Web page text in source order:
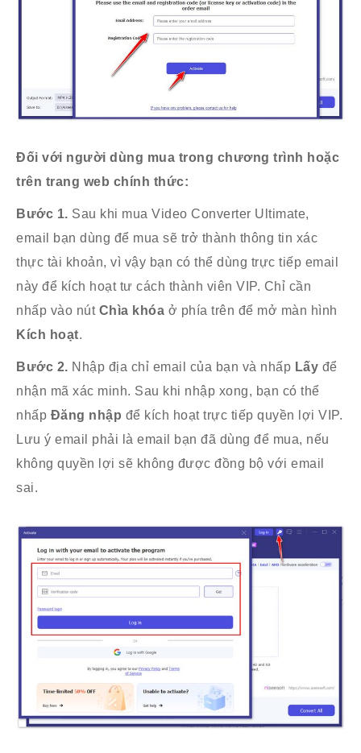
Đối với người dùng mua trong chương trình hoặc
trên trang web chính thức:
Bước 1. Sau khi mua Video Converter Ultimate,
email bạn dùng để mua sẽ trở thành thông tin xác
thực tài khoản, vì vậy bạn có thể dùng trực tiếp email
này để kích hoạt tư cách thành viên VIP. Chỉ cần
nhấp vào nút Chìa khóa ở phía trên để mở màn hình
Kích hoạt.
Bước 2. Nhập địa chỉ email của bạn và nhấp Lấy để
nhận mã xác minh. Sau khi nhập xong, bạn có thể
nhấp Đăng nhập để kích hoạt trực tiếp quyền lợi VIP.
Lưu ý email phải là email bạn đã dùng để mua, nếu
không quyền lợi sẽ không được đồng bộ với email
sai.